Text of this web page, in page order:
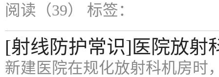
阅读（39） 标签：
[射线防护常识]医院放射
新建医院在规化放射科机房时